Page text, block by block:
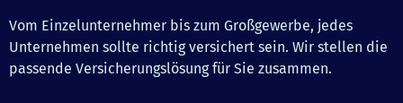
Vom Einzelunternehmer bis zum Großgewerbe, jedes
Unternehmen sollte richtig versichert sein. Wir stellen die
passende Versicherungslösung für Sie zusammen.